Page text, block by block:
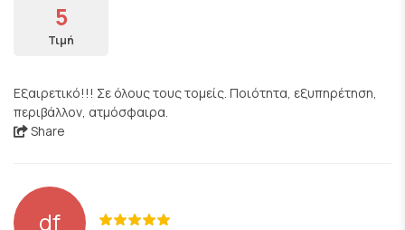
5
Τιμή
Εξαιρετικό!!! Σε όλους τους τομείς. Ποιότητα, εξυπηρέτηση,
περιβάλλον, ατμόσφαιρα.
Share
df